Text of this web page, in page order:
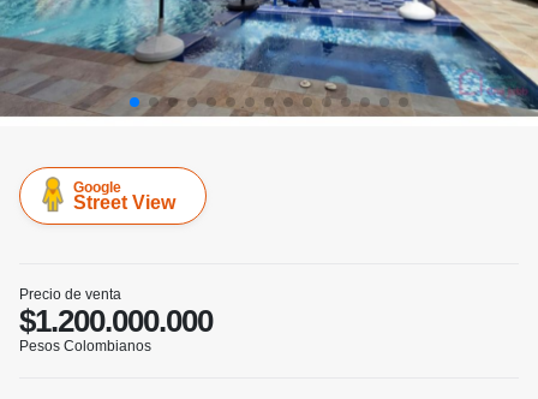
Google
Street View
Precio de venta
$1.200.000.000
Pesos Colombianos